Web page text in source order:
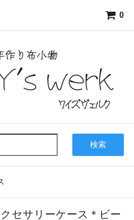
0
検索
セサリーケース＊ビー